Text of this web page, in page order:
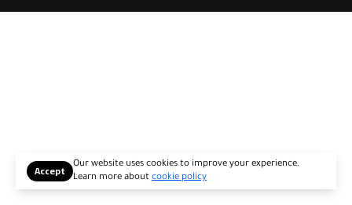
Our website uses cookies to improve your experience.
Learn more about cookie policy
Accept